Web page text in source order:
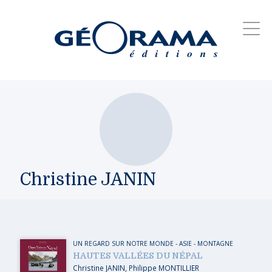
Christine JANIN
UN REGARD SUR NOTRE MONDE - ASIE - MONTAGNE
HAUTES VALLÉES DU NÉPAL
Christine JANIN, Philippe MONTILLIER